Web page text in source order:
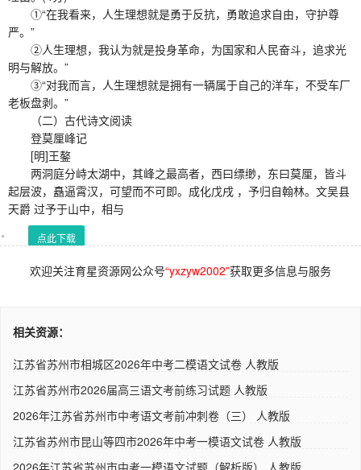
①“在我看来，人生理想就是勇于反抗，勇敢追求自由，守护尊
严。”
②人生理想，我认为就是投身革命，为国家和人民奋斗，追求光
明与解放。”
③“对我而言，人生理想就是拥有一辆属于自己的洋车，不受车厂
老板盘剥。”
（二）古代诗文阅读
登莫厘峰记
[明]王鏊
两洞庭分峙太湖中，其峰之最高者，西曰缥缈，东曰莫厘，皆斗
起层波，矗逼霄汉，可望而不可即。成化戊戌 ，予归自翰林。文吴县
天爵 过予于山中，相与
点此下载
欢迎关注育星资源网公众号“yxzyw2002”获取更多信息与服务
相关资源：
江苏省苏州市相城区2026年中考二模语文试卷 人教版
江苏省苏州市2026届高三语文考前练习试题 人教版
2026年江苏省苏州市中考语文考前冲刺卷（三） 人教版
江苏省苏州市昆山等四市2026年中考一模语文试卷 人教版
2026年江苏省苏州市中考一模语文试题（解析版） 人教版